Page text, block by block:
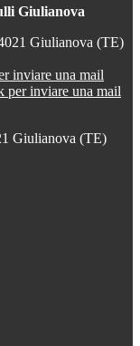
Giulianova
Giulianova (TE)
inviare una mail
per inviare una mail
Giulianova (TE)